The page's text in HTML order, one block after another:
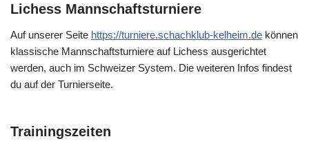
Lichess Mannschaftsturniere
Auf unserer Seite https://turniere.schachklub-kelheim.de können
klassische Mannschaftsturniere auf Lichess ausgerichtet
werden, auch im Schweizer System. Die weiteren Infos findest
du auf der Turnierseite.
Trainingszeiten